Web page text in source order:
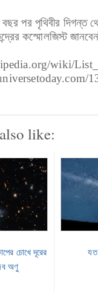
পর পৃথিবীর দিগন্ত
কস্মোলজিস্ট
wiki/
like:
চোখে দূরের
অণু